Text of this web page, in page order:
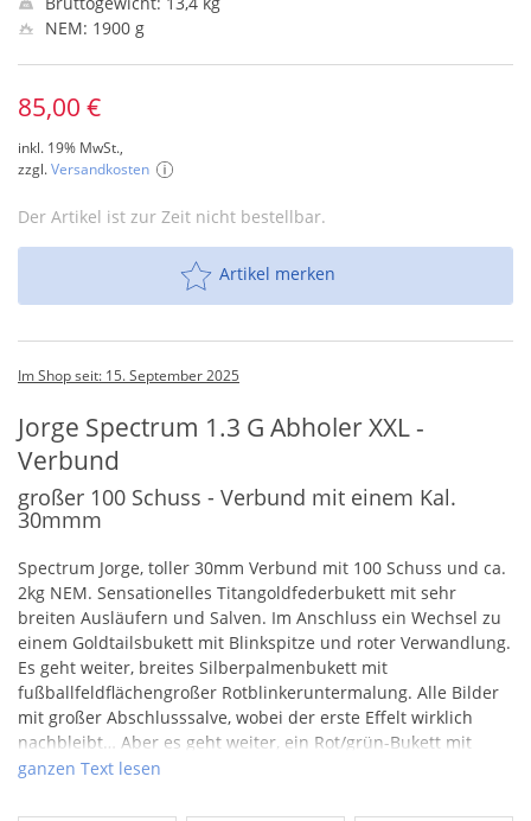
NEM: 1900 g
85,00 €
inkl. 19% MwSt.,
zzgl.Versandkosten
Der Artikel ist zur Zeit nicht bestellbar.
Artikel merken
Im Shop seit: 15. September 2025
Jorge Spectrum 1.3 G Abholer XXL -
Verbund
großer 100 Schuss - Verbund mit einem Kal.
30mmm
Spectrum Jorge, toller 30mm Verbund mit 100 Schuss und ca.
2kg NEM. Sensationelles Titangoldfederbukett mit sehr
breiten Ausläufern und Salven. Im Anschluss ein Wechsel zu
einem Goldtailsbukett mit Blinkspitze und roter Verwandlung.
Es geht weiter, breites Silberpalmenbukett mit
fußballfeldflächengroßer Rotblinkeruntermalung. Alle Bilder
mit großer Abschlusssalve, wobei der erste Effelt wirklich
nachbleibt… Aber es geht weiter, ein Rot/grün-Bukett mit
Poppingverwandlung – großes Kino, dass an gute Zeiten der
ganzen Text lesen